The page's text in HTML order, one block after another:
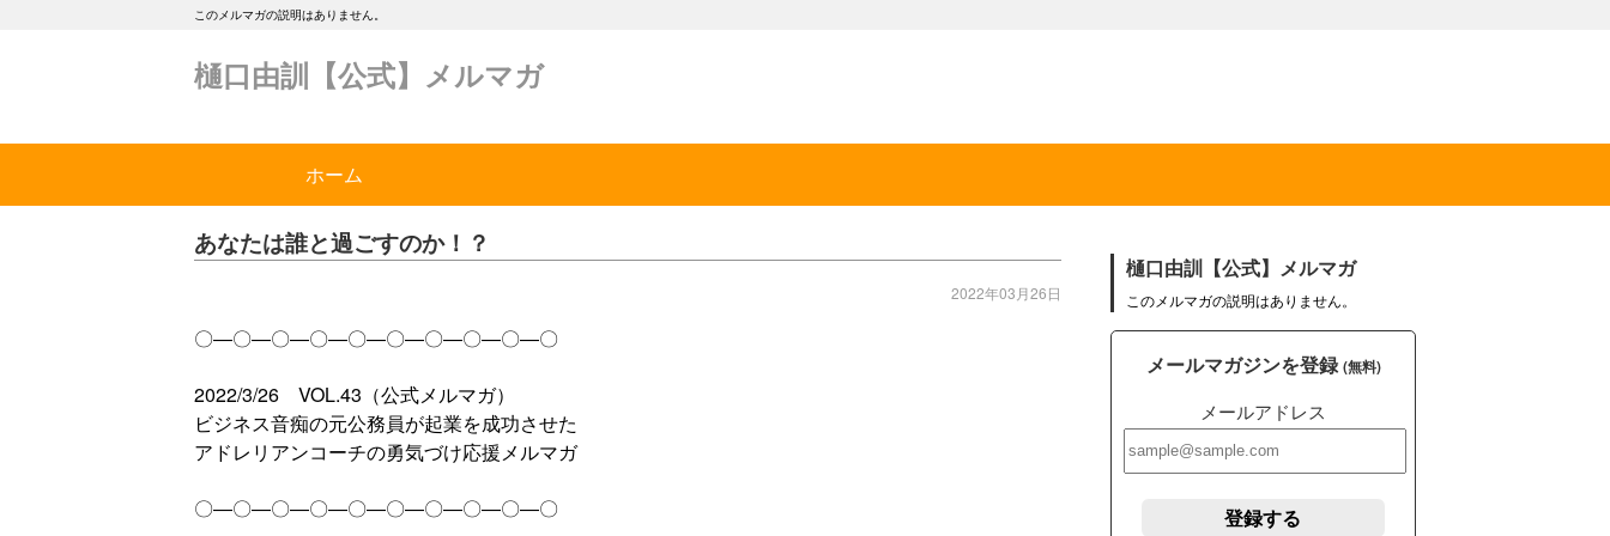
このメルマガの説明はありません。
樋口由訓【公式】メルマガ
ホーム
あなたは誰と過ごすのか！？
2022年03月26日
〇―〇―〇―〇―〇―〇―〇―〇―〇―〇
2022/3/26 VOL.43（公式メルマガ）
ビジネス音痴の元公務員が起業を成功させた
アドレリアンコーチの勇気づけ応援メルマガ
〇―〇―〇―〇―〇―〇―〇―〇―〇―〇
樋口由訓【公式】メルマガ
このメルマガの説明はありません。
メールマガジンを登録(無料)
メールアドレス
登録する